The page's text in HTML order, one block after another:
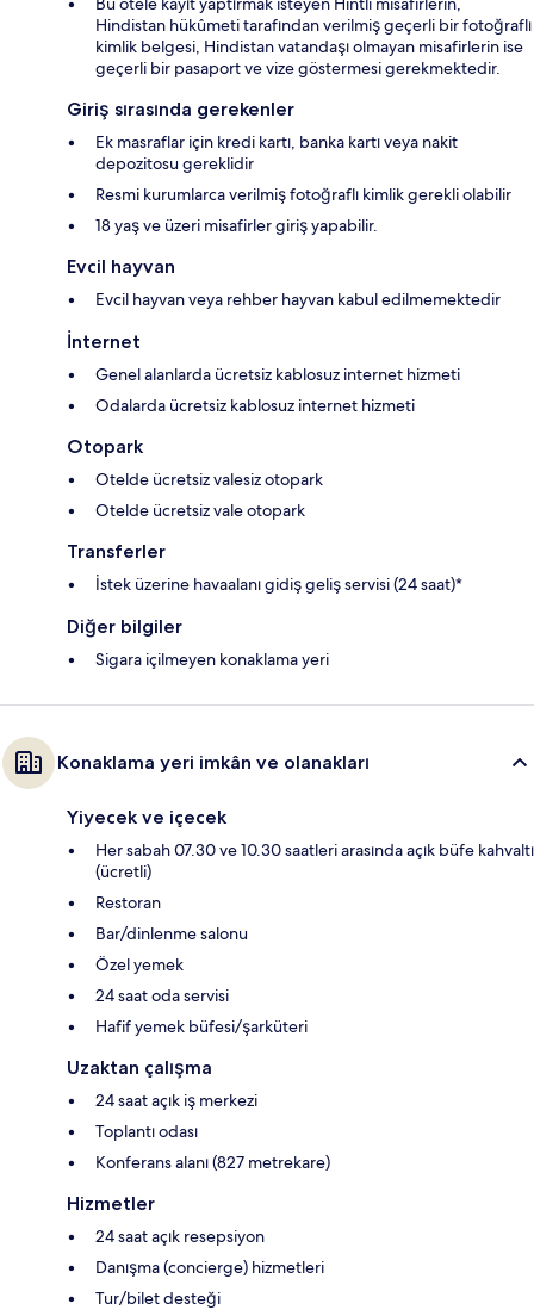
Hindistan hükûmeti tarafından verilmiş geçerli bir fotoğraflı
kimlik belgesi, Hindistan vatandaşı olmayan misafirlerin ise
geçerli bir pasaport ve vize göstermesi gerekmektedir.
Giriş sırasında gerekenler
Ek masraflar için kredi kartı, banka kartı veya nakit
depozitosu gereklidir
Resmi kurumlarca verilmiş fotoğraflı kimlik gerekli olabilir
18 yaş ve üzeri misafirler giriş yapabilir.
Evcil hayvan
Evcil hayvan veya rehber hayvan kabul edilmemektedir
İnternet
Genel alanlarda ücretsiz kablosuz internet hizmeti
Odalarda ücretsiz kablosuz internet hizmeti
Otopark
Otelde ücretsiz valesiz otopark
Otelde ücretsiz vale otopark
Transferler
İstek üzerine havaalanı gidiş geliş servisi (24 saat)*
Diğer bilgiler
Sigara içilmeyen konaklama yeri
Konaklama yeri imkân ve olanakları
Yiyecek ve içecek
Her sabah 07.30 ve 10.30 saatleri arasında açık büfe kahvaltı
(ücretli)
Restoran
Bar/dinlenme salonu
Özel yemek
24 saat oda servisi
Hafif yemek büfesi/şarküteri
Uzaktan çalışma
24 saat açık iş merkezi
Toplantı odası
Konferans alanı (827 metrekare)
Hizmetler
24 saat açık resepsiyon
Danışma (concierge) hizmetleri
Tur/bilet desteği